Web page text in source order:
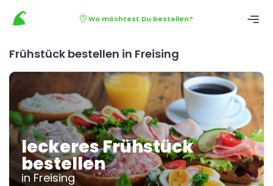
Wo möchtest Du bestellen?
Frühstück bestellen in Freising
leckeres Frühstück
bestellen
in Freising